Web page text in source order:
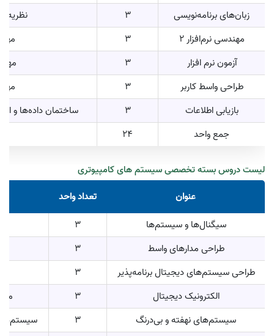
زبان‌های برنامه‌نویسی
3
نظریه
مهندسی نرم‌افزار 2
3
آزمون نرم افزار
3
طراحی واسط کاربر
3
بازیابی اطلاعات
3
ساختمان داده‌ها و
جمع واحد
24
لیست دروس بسته تخصصی سیستم های کامپیوتری
عنوان
تعداد واحد
سیگنال‌ها و سیستم‌ها
3
طراحی مدارهای واسط
3
طراحی سیستم‌های دیجیتال برنامه‌پذیر
3
الکترونیک دیجیتال
3
سیستم‌های نهفته و بی‌درنگ
3 سیستم‌های